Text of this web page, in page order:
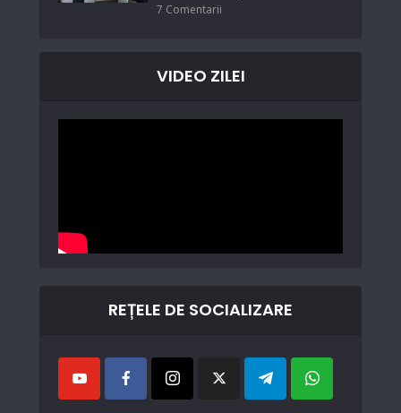
7 Comentarii
VIDEO ZILEI
REȚELE DE SOCIALIZARE